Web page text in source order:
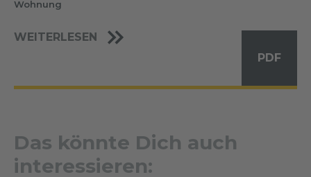
Wohnung
WEITERLESEN
PDF
Das könnte Dich auch
interessieren: